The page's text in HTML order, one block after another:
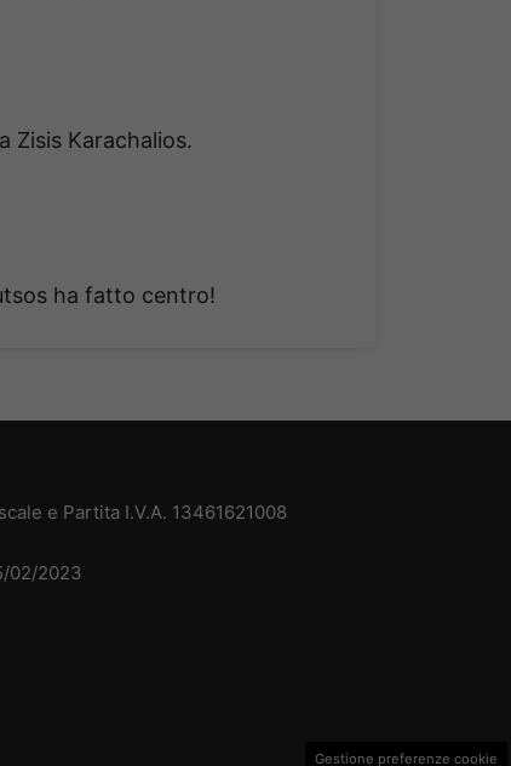
Zisis Karachalios.
ha fatto centro!
e Partita I.V.A. 13461621008
02/2023
Gestione preferenze cookie